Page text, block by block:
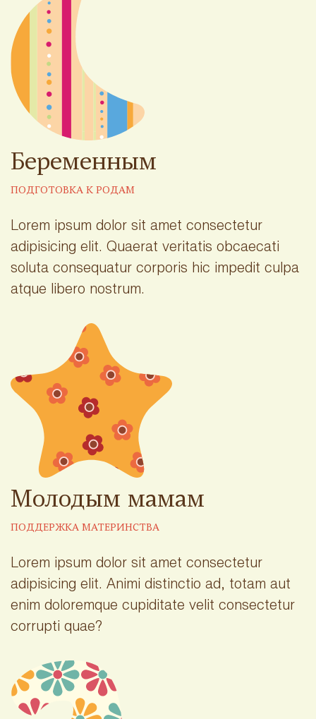
Беременным
ПОДГОТОВКА К РОДАМ
Lorem ipsum dolor sit amet consectetur
adipisicing elit. Quaerat veritatis obcaecati
soluta consequatur corporis hic impedit culpa
atque libero nostrum.
Молодым мамам
ПОДДЕРЖКА МАТЕРИНСТВА
Lorem ipsum dolor sit amet consectetur
adipisicing elit. Animi distinctio ad, totam aut
enim doloremque cupiditate velit consectetur
corrupti quae?